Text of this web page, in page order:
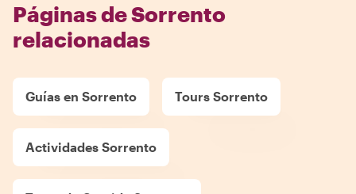
Páginas de Sorrento
relacionadas
Guías en Sorrento Tours Sorrento
Actividades Sorrento